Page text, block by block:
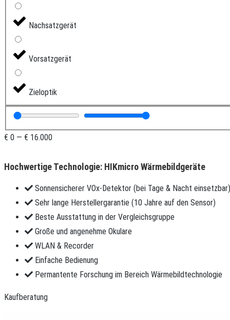
Nachsatzgerät
Vorsatzgerät
Zieloptik
€ 0 — € 16.000
Hochwertige Technologie: HIKmicro Wärmebildgeräte
Sonnensicherer VOx-Detektor (bei Tage & Nacht einsetzbar)
Sehr lange Herstellergarantie (10 Jahre auf den Sensor)
Beste Ausstattung in der Vergleichsgruppe
Große und angenehme Okulare
WLAN & Recorder
Einfache Bedienung
Permantente Forschung im Bereich Wärmebildtechnologie
Kaufberatung